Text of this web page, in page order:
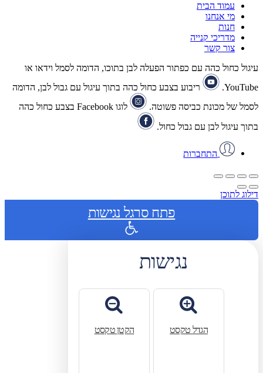
עמוד הבית
מי אנחנו
חנות
מדריכי קנייה
צור קשר
עיגול כחול כהה עם כפתור הפעלה לבן בתוכו, הדומה לסמל וידאו או
YouTube.
ריבוע בצבע כחול כהה בתוך עיגול עם גבול לבן, הדומה
לסמל של מכונת כביסה פשוטה.
לוגו Facebook בצבע כחול כהה
בתוך עיגול לבן עם גבול כחול.
התחברות
דילוג לתוכן
פתח סרגל נגישות
נגישות
הגדל טקסט הקטן טקסט